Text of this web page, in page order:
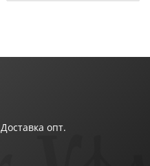
Доставка опт.